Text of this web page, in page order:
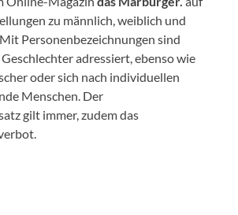
zu männlich, weiblich und
Personenbezeichnungen sind
adressiert, ebenso wie
oder sich nach individuellen
Menschen. Der
gilt immer, zudem das